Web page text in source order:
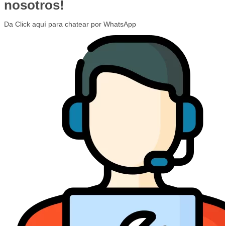
nosotros!
Da Click aquí para chatear por WhatsApp